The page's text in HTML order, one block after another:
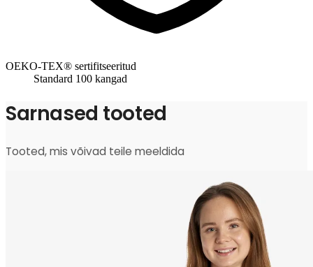
OEKO-TEX® sertifitseeritud
Standard 100 kangad
Sarnased tooted
Tooted, mis võivad teile meeldida